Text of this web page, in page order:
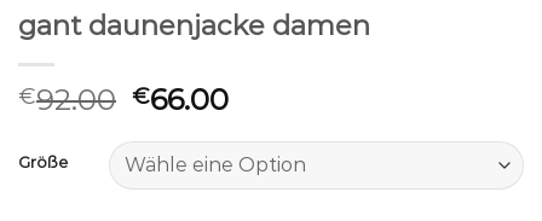
gant daunenjacke damen
€92.00 €66.00
Größe